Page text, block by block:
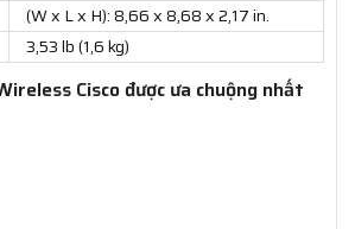
(W x L x H): 8,66 x 8,68 x 2,17 in.
3,53 lb (1,6 kg)
Cisco được ưa chuộng nhất